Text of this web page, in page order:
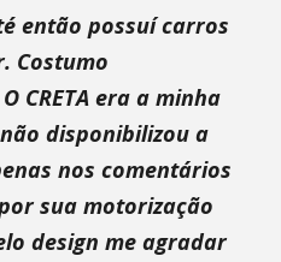
então possuí carros
Costumo
CRETA era a minha
disponibilizou a
nos comentários
sua motorização
design me agradar